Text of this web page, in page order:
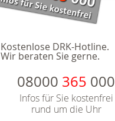
Kostenlose DRK-Hotline.
Wir beraten Sie gerne.
08000 365 000
Infos für Sie kostenfrei
rund um die Uhr